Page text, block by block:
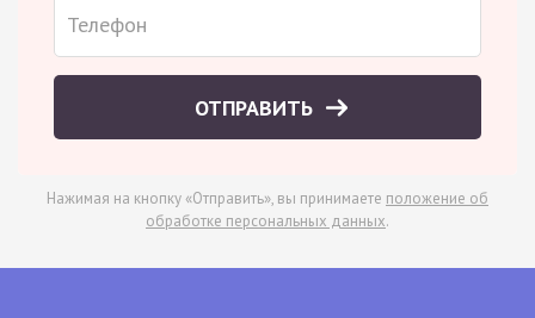
ОТПРАВИТЬ
Нажимая на кнопку «Отправить», вы принимаете положение об
обработке персональных данных.